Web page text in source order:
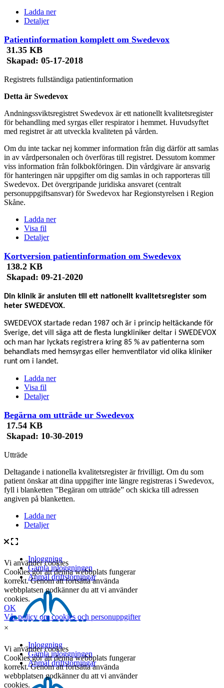
Ladda ner
Detaljer
Patientinformation komplett om Swedevox
31.35 KB
Skapad: 05-17-2018
Registrets fullständiga patientinformation
Detta är Swedevox
Andningssviktsregistret Swedevox är ett nationellt kvalitetsregister
för behandling med syrgas eller respirator i hemmet. Huvudsyftet
med registret är att utveckla kvaliteten på vården.
Om du inte tackar nej kommer information från dig därför att samlas
in av vårdpersonalen och överföras till registret. Dessutom kommer
viss information från folkbokföringen. Din vårdgivare är ansvarig
för hanteringen när uppgifter om dig samlas in och rapporteras till
Swedevox. Det övergripande juridiska ansvaret (centralt
personuppgiftsansvar) för Swedevox har Regionstyrelsen i Region
Skåne.
Ladda ner
Visa fil
Detaljer
Kortversion patientinformation om Swedevox
138.2 KB
Skapad: 09-21-2020
Din klinik är ansluten till ett nationellt kvalitetsregister som
heter SWEDEVOX.
SWEDEVOX startade redan 1987 och är i princip heltäckande för
Sverige, det vill säga att de flesta lungkliniker deltar i SWEDEVOX
och man har lyckats registrera kring 85 % av patienterna som
behandlats med hemsyrgas eller hemventilator vid olika kliniker
runt om i landet.
Ladda ner
Visa fil
Detaljer
Begärna om utträde ur Swedevox
17.54 KB
Skapad: 10-30-2019
Utträde
Deltagande i nationella kvalitetsregister är frivilligt. Om du som
patient önskar att dina uppgifter inte längre registreras i Swedevox,
fyll i blanketten ”Begäran om utträde” och skicka till adressen
angiven på blanketten.
Ladda ner
Detaljer
×